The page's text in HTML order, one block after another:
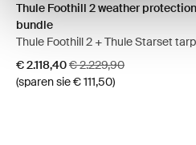
Thule Foothill 2 weather protection
bundle
Thule Foothill 2 + Thule Starset tarp
Aktionspreis
€ 2.118,40Originalpreis
€ 2.229,90
(sparen sie € 111,50)